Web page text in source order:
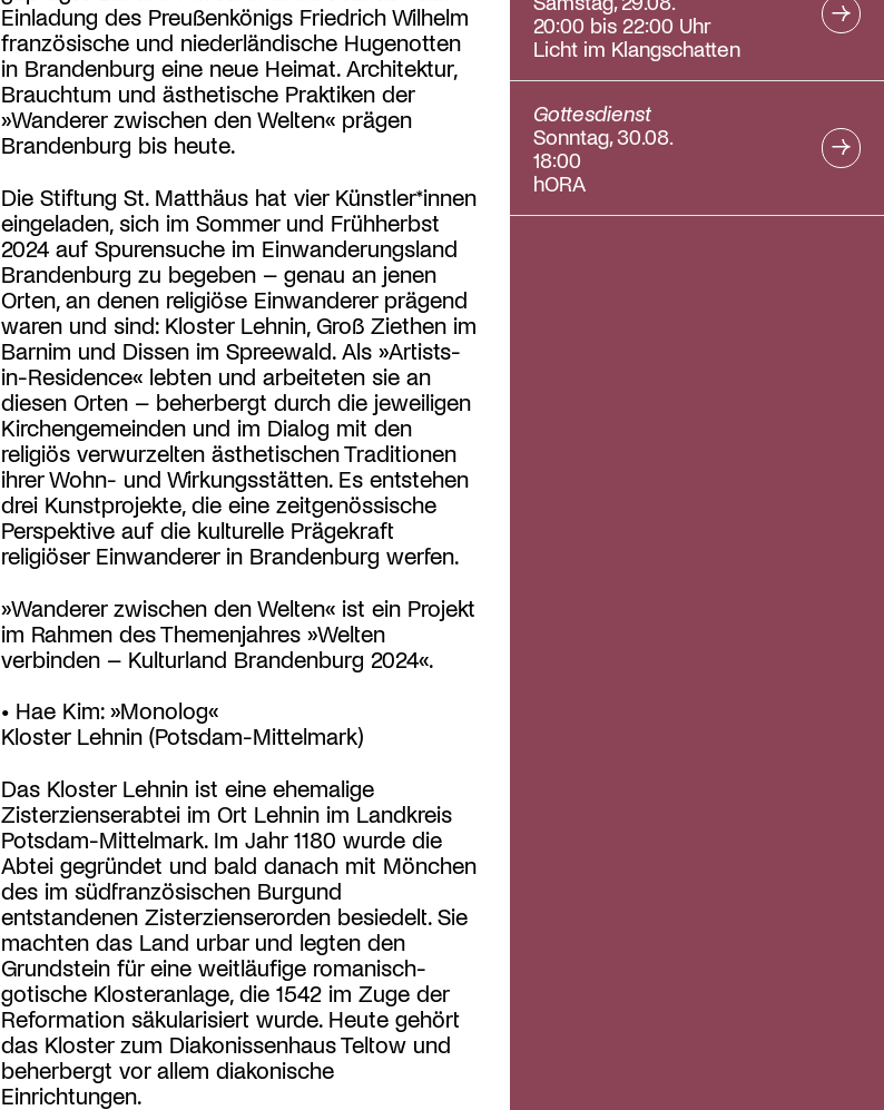
Einladung des Preußenkönigs Friedrich Wilhelm
französische und niederländische Hugenotten
in Brandenburg eine neue Heimat. Architektur,
Brauchtum und ästhetische Praktiken der
»Wanderer zwischen den Welten« prägen
Brandenburg bis heute.
Die Stiftung St. Matthäus hat vier Künstler*innen
eingeladen, sich im Sommer und Frühherbst
2024 auf Spurensuche im Einwanderungsland
Brandenburg zu begeben – genau an jenen
Orten, an denen religiöse Einwanderer prägend
waren und sind: Kloster Lehnin, Groß Ziethen im
Barnim und Dissen im Spreewald. Als »Artists-
in-Residence« lebten und arbeiteten sie an
diesen Orten – beherbergt durch die jeweiligen
Kirchengemeinden und im Dialog mit den
religiös verwurzelten ästhetischen Traditionen
ihrer Wohn- und Wirkungsstätten. Es entstehen
drei Kunstprojekte, die eine zeitgenössische
Perspektive auf die kulturelle Prägekraft
religiöser Einwanderer in Brandenburg werfen.
»Wanderer zwischen den Welten« ist ein Projekt
im Rahmen des Themenjahres »Welten
verbinden – Kulturland Brandenburg 2024«.
• Hae Kim: »Monolog«
Kloster Lehnin (Potsdam-Mittelmark)
Das Kloster Lehnin ist eine ehemalige
Zisterzienserabtei im Ort Lehnin im Landkreis
Potsdam-Mittelmark. Im Jahr 1180 wurde die
Abtei gegründet und bald danach mit Mönchen
des im südfranzösischen Burgund
entstandenen Zisterzienserorden besiedelt. Sie
machten das Land urbar und legten den
Grundstein für eine weitläufige romanisch-
gotische Klosteranlage, die 1542 im Zuge der
Reformation säkularisiert wurde. Heute gehört
das Kloster zum Diakonissenhaus Teltow und
beherbergt vor allem diakonische
Einrichtungen.
20:00 bis 22:00 Uhr
Licht im Klangschatten
Gottesdienst
Sonntag, 30.08.
18:00
hORA